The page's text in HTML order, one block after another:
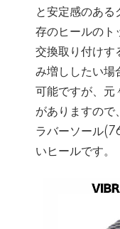
と安定感のあ
存のヒールのト
交換取り付けす
み増ししたい場
可能ですが、元
がありますので
ラバーソール
いヒールです。